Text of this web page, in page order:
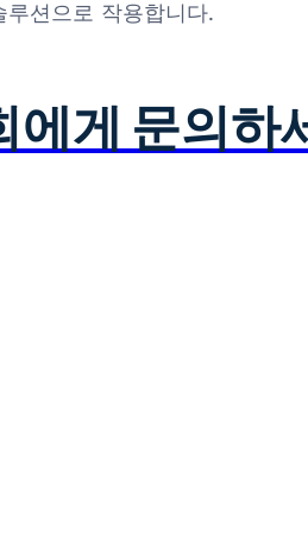
션으로 작용합니다.
에게 문의하